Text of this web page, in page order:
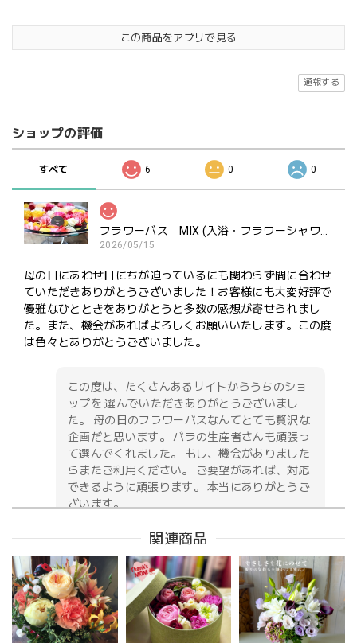
この商品をアプリで見る
通報する
ショップの評価
すべて 6 0 0
2026/05/15
母の日にあわせ日にちが迫っているにも関わらず間に合わせ
ていただきありがとうございました！お客様にも大変好評で
優雅なひとときをありがとうと多数の感想が寄せられまし
た。また、機会があればよろしくお願いいたします。この度
は色々とありがとうございました。
この度は、たくさんあるサイトからうちのショ
ップを 選んでいただきありがとうございまし
た。 母の日のフラワーバスなんてとても贅沢な
企画だと思います。 バラの生産者さんも頑張っ
て選んでくれました。 もし、機会がありました
らまたご利用ください。 ご要望があれば、対応
できるように頑張ります。 本当にありがとうご
ざいます。
お供え花アレンジメント「紫香の祈り」｜春彼岸・お盆・命日・法事の供花
2026/05/09
無事に届いたようです。 注文時に、間違えて記入してどう
関連商品